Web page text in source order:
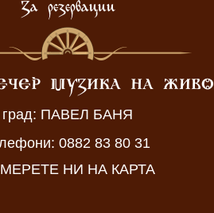
За резервации
МУЗИКА НА ЖИВО
град: ПАВЕЛ БАНЯ
0882 83 80 31
НИ НА КАРТА